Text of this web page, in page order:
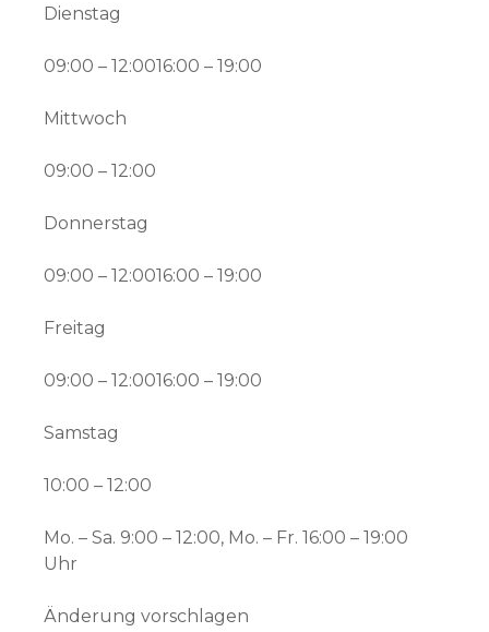
Dienstag
09:00 – 12:0016:00 – 19:00
Mittwoch
09:00 – 12:00
Donnerstag
09:00 – 12:0016:00 – 19:00
Freitag
09:00 – 12:0016:00 – 19:00
Samstag
10:00 – 12:00
Mo. – Sa. 9:00 – 12:00, Mo. – Fr. 16:00 – 19:00
Uhr
Änderung vorschlagen